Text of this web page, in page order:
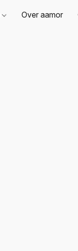
Over aamor